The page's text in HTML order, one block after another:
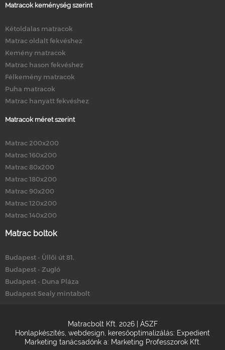
Matracok keménység szerint
Kétoldalas matracok
Matrac oldalt fekvéshez
Kemény matracok
Matrac hason fekvéshez
Félkemény matracok
Puha matracok
Matrac hanyatt fekvéshez
Matracok méret szerint
Matrac 200x200
Matrac 160x200
Matrac 80x200
Matrac 180x200
Matrac 90x200
Matrac 120x200
Matrac 140x200
Matrac boltok
Budapest - Üllői út 81.
Budapest - Zugló
Budapest - Duna Pláza
Budapest Sealy mintabolt
Matracbolt Kft. 2026 | ÁSZF
Honlapkészítés webdesign keresőoptimalizálás: Expedient
Marketing tanácsadónk a: Marketing Professzorok Kft.